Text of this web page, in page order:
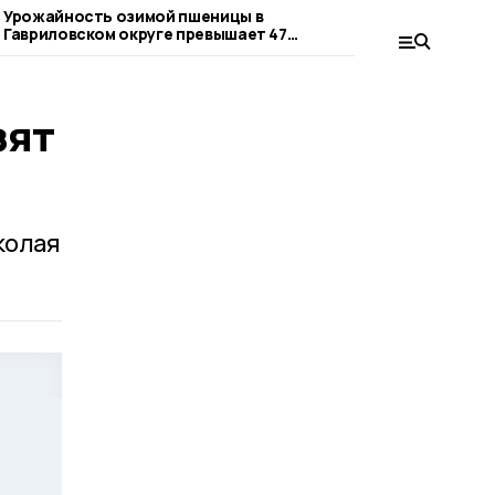
Урожайность озимой пшеницы в
Гавриловском округе превышает 47
центнеров с гектара
культурами